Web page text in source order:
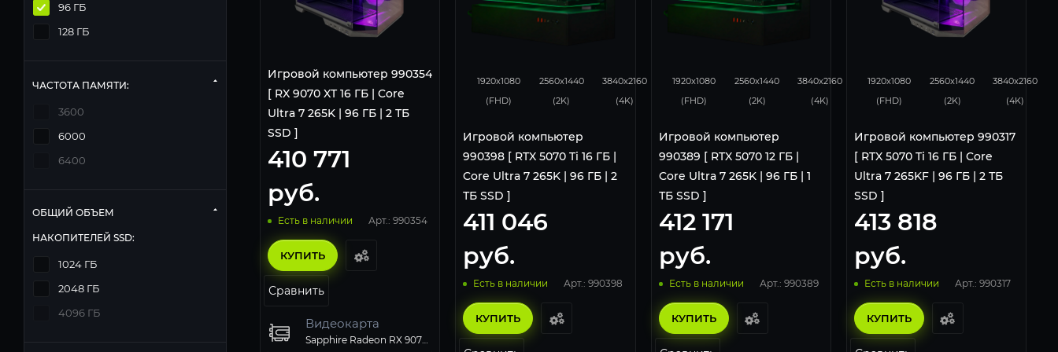
Игровой компьютер 990354
[ RX 9070 XT 16 ГБ | Core
Ultra 7 265K | 96 ГБ | 2 ТБ
SSD ]
410 771
руб.
Есть в наличии Арт.: 990354
КУПИТЬ
Сравнить
Видеокарта
Sapphire Radeon RX 9070 XT PULSE GAMING (11348-03-20G)
1920x1080
(FHD)
2560x1440
(2K)
3840x2160
(4K)
Игровой компьютер
990398 [ RTX 5070 Ti 16 ГБ |
Core Ultra 7 265K | 96 ГБ | 2
ТБ SSD ]
411 046
руб.
Есть в наличии Арт.: 990398
КУПИТЬ
1920x1080
(FHD)
2560x1440
(2K)
3840x2160
(4K)
Игровой компьютер
990389 [ RTX 5070 12 ГБ |
Core Ultra 7 265K | 96 ГБ | 1
ТБ SSD ]
412 171
руб.
Есть в наличии Арт.: 990389
КУПИТЬ
1920x1080
(FHD)
2560x1440
(2K)
3840x2160
(4K)
Игровой компьютер 990317
[ RTX 5070 Ti 16 ГБ | Core
Ultra 7 265KF | 96 ГБ | 2 ТБ
SSD ]
413 818
руб.
Есть в наличии Арт.: 990317
КУПИТЬ
96 ГБ
128 ГБ
ЧАСТОТА ПАМЯТИ:
3600
6000
6400
ОБЩИЙ ОБЪЕМ
НАКОПИТЕЛЕЙ SSD:
1024 ГБ
2048 ГБ
4096 ГБ